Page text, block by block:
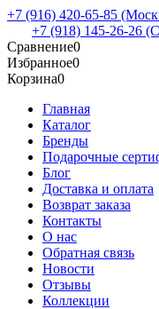
+7 (916) 420-65-85
+7 (918) 145-26-26
Сравнение0
Избранное0
Корзина0
Главная
Каталог
Бренды
Подарочные
Блог
Доставка и оплата
Возврат заказа
Контакты
О нас
Обратная связь
Новости
Отзывы
Коллекции